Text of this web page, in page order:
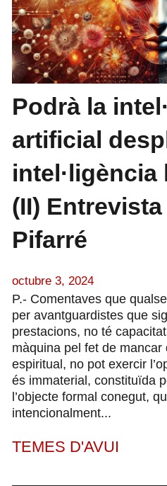
Podrà la
artificial
intel·ligència
(II)
Pifarré
octubre 3, 2024
P.- Comentaves que
per avantguardistes que
prestacions, no té
màquina pel fet de mancar
espiritual, no pot exercir
és immaterial, constituïda
l’objecte formal conegut,
intencionalment...
TEMES D'AVUI